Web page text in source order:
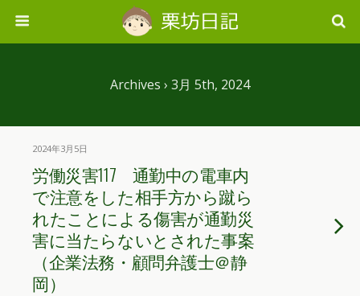
Archives › 3月 5th, 2024
2024年3月5日
労働災害117 通勤中の電車内
で注意をした相手方から蹴ら
れたことによる傷害が通勤災
害に当たらないとされた事案
（企業法務・顧問弁護士＠静
岡）